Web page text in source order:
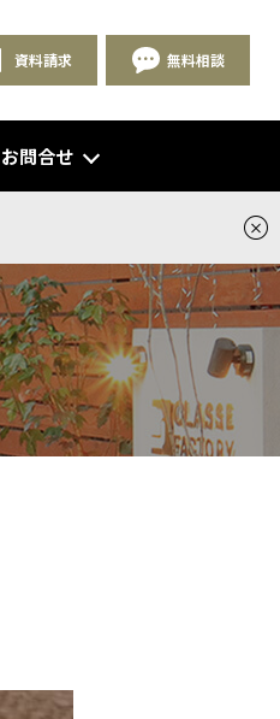
資料請求 無料相談
お問合せ